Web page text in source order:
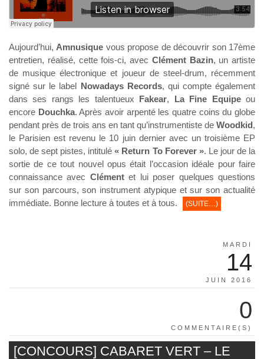
Aujourd’hui, Amnusique vous propose de découvrir son 17ème
entretien, réalisé, cette fois-ci, avec Clément Bazin, un artiste
de musique électronique et joueur de steel-drum, récemment
signé sur le label Nowadays Records, qui compte également
dans ses rangs les talentueux Fakear, La Fine Equipeou
encore Douchka. Après avoir arpenté les quatre coins du globe
pendant près de trois ans en tant qu’instrumentiste de Woodkid,
le Parisien est revenu le 10 juin dernier avec un troisième EP
solo, de sept pistes, intitulé« Return To Forever ». Le jour de la
sortie de ce tout nouvel opus était l’occasion idéale pour faire
connaissance avec Clémentet lui poser quelques questions
sur son parcours, son instrument atypique et sur son actualité
immédiate. Bonne lecture à toutes et à tous.
(SUITE…)
MARDI
14
JUIN 2016
0
COMMENTAIRE(S)
[CONCOURS] CABARET VERT – LE